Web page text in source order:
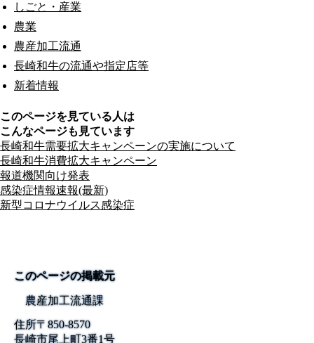
しごと・産業
農業
農産加工流通
長崎和牛の流通や指定店等
新着情報
このページを見ている人は
こんなページも見ています
長崎和牛需要拡大キャンペーンの実施について
長崎和牛消費拡大キャンペーン
報道機関向け発表
感染症情報速報(最新)
新型コロナウイルス感染症
このページの掲載元
農産加工流通課
住所〒850-8570
長崎市尾上町3番1号